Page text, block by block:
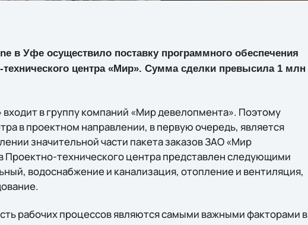
в Уфе осуществило поставку программного обеспечения
центра «Мир». Сумма сделки превысила 1 млн
в группу компаний «Мир девелопмента». Поэтому
в проектном направлении, в первую очередь, является
значительной части пакета заказов ЗАО «Мир
Проектно-технического центра представлен следующими
водоснабжение и канализация, отопление и вентиляция,
рабочих процессов являются самыми важными факторами в